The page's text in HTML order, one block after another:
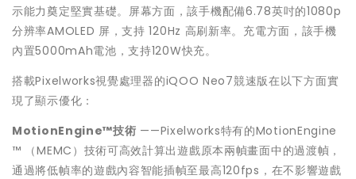
示能力奠定堅實基礎。屏幕方面，該手機配備6.78英吋的1080p
分辨率AMOLED 屏，支持 120Hz 高刷新率。充電方面，該手機
內置5000mAh電池，支持120W快充。
搭載Pixelworks視覺處理器的iQOO Neo7競速版在以下方面實
現了顯示優化：
MotionEngine™技術 ——Pixelworks特有的MotionEngine
™ （MEMC）技術可高效計算出遊戲原本兩幀畫面中的過渡幀，
通過將低幀率的遊戲內容智能插幀至最高120fps，在不影響遊戲